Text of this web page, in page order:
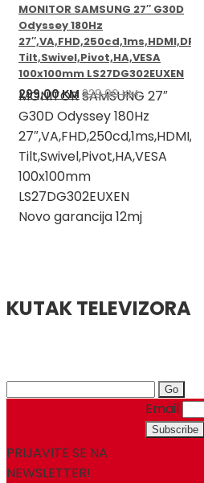
MONITOR SAMSUNG 27″ G30D
Odyssey 180Hz
27″,VA,FHD,250cd,1ms,HDMI,DP,
Tilt,Swivel,Pivot,HA,VESA
100x100mm LS27DG302EUXEN
329,00KM
Izvorna
cijena
je:
329,00 KM.
299,00KM Trenutna
cijena
je:
299,00 KM.
MONITOR SAMSUNG 27″
G30D Odyssey 180Hz
27″,VA,FHD,250cd,1ms,HDMI,DP,
Tilt,Swivel,Pivot,HA,VESA
100x100mm
LS27DG302EUXEN
Novo garancija 12mj
KUTAK TELEVIZORA
Search
PRIJAVITE SE NA
NEWSLETTER!
Email